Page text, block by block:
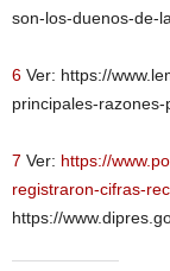
son-los-duenos-de-
6 Ver: https://
principales-
7 Ver: https://
registraron-cifras-
https://